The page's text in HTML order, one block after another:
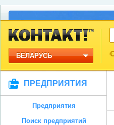
БЕЛАРУСЬ
ПРЕДПРИЯТИЯ
Предприятия
Поиск предприятий